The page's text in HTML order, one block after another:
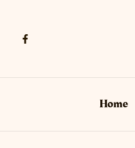
Home